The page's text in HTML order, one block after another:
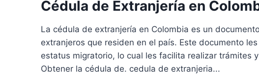
Cédula de Extranjería en
La cédula de extranjería en Colombia es un
extranjeros que residen en el país. Este documento
estatus migratorio, lo cual les facilita realizar trámites
Obtener la cédula de. cedula de extranjeria...